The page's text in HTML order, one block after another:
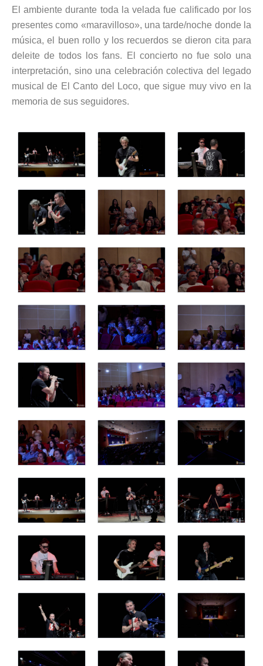
El ambiente durante toda la velada fue calificado por los
presentes como «maravilloso», una tarde/noche donde la
música, el buen rollo y los recuerdos se dieron cita para
deleite de todos los fans. El concierto no fue solo una
interpretación, sino una celebración colectiva del legado
musical de El Canto del Loco, que sigue muy vivo en la
memoria de sus seguidores.